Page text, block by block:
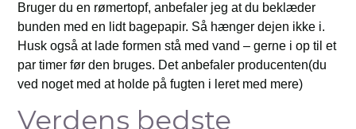
Bruger du en rømertopf, anbefaler jeg at du beklæder
bunden med en lidt bagepapir. Så hænger dejen ikke i.
Husk også at lade formen stå med vand – gerne i op til et
par timer før den bruges. Det anbefaler producenten(du
ved noget med at holde på fugten i leret med mere)
Verdens bedste